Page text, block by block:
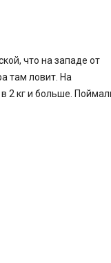
что на западе от
там ловит. На
2 кг и больше.